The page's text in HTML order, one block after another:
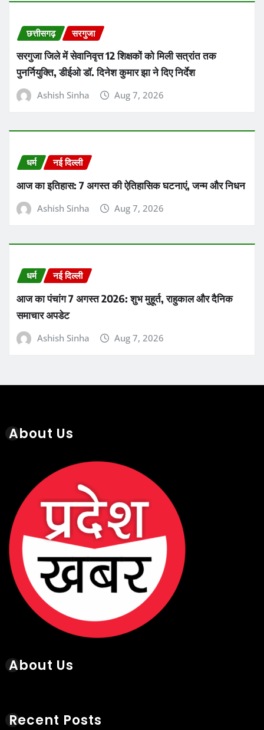
छत्तीसगढ़ सरगुजा
सरगुजा जिले में सेवानिवृत्त 12 शिक्षकों को मिली सत्रांत तक
पुनर्नियुक्ति, डीईओ डॉ. दिनेश कुमार झा ने दिए निर्देश
Ashish Sinha Aug 7, 2026
धर्म नई दिल्ली
आज का इतिहास: 7 अगस्त की ऐतिहासिक घटनाएं, जन्म और निधन
Ashish Sinha Aug 7, 2026
धर्म नई दिल्ली
आज का पंचांग 7 अगस्त 2026: शुभ मुहूर्त, राहुकाल और दैनिक
समाचार अपडेट
Ashish Sinha Aug 7, 2026
About Us
About Us
Recent Posts